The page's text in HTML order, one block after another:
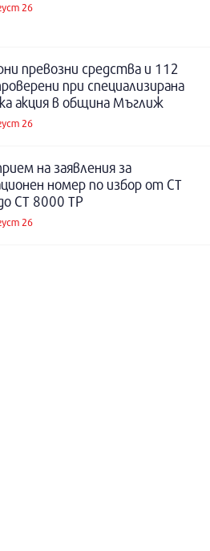
26
превозни средства и 112
при специализирана
акция в община Мъглиж
26
на заявления за
номер по избор от СТ
СТ 8000 ТР
26